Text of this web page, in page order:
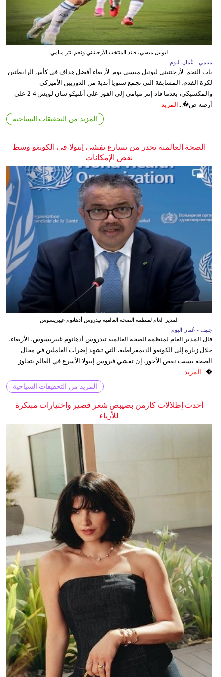
ليونيل ميسي، قائد المنتخب الأرجنتيني ونجم انتر ميامي
ميامي - عُمان اليوم
بات النجم الأرجنتيني ليونيل ميسي يوم الأربعاء أفضل هداف في كأس الرابطتين
لكرة القدم، المسابقة التي تجمع سنويا أندية من الدوريين الأميركي
والمكسيكي، بعدما قاد إنتر ميامي إلى الفوز على أتلتيكو سان لويس 4-2 على
أرضه ض�... المزيد
المزيد من التحقيقات السياحية
الصحة العالمية تحذر من تسارع تفشي إيبولا في الكونغو وسط
نقص الإمكانات
المدير العام لمنظمة الصحة العالمية تيدروس أدهانوم غيبريسوس
جنيف - عُمان اليوم
قال المدير العام لمنظمة الصحة العالمية تيدروس أدهانوم غيبريسوس، الأربعاء،
خلال زيارة إلى الكونغو الديمقراطية، التي تشهد إضراب العاملين في مجال
الصحة بسبب نقص الأجور، إن تفشي فيروس إيبولا الأسرع في العالم يتجاوز
�... المزيد
المزيد من التحقيقات السياحية
أحدث إطلالات كارمن بصيبص شعر قصير واختيارات مبتكرة
للأزياء